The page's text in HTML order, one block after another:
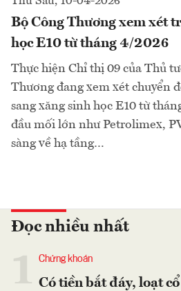
Bộ Công Thương xem xét
học E10 từ tháng 4/2026
Thực hiện Chỉ thị 09 của Thủ
Thương đang xem xét chuyển
sang xăng sinh học E10 từ
đầu mối lớn như Petrolimex,
sàng về hạ tầng…
Đọc nhiều nhất
Chứng khoán
Có tiền bắt đáy, loạt